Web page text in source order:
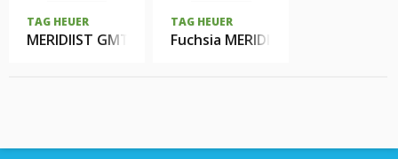
TAG HEUER
MERIDIIST GMT
TAG HEUER
Fuchsia MERIDIIST GMT